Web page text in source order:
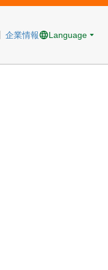
企業情報 Language